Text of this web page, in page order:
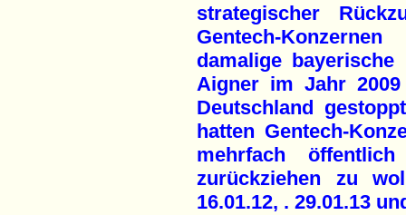
strategischer
Gentech-
damalige
Aigner im Jahr
Deutschland
hatten Gentech-
mehrfach
zurückziehen zu
16.01.12, . 29.01.13